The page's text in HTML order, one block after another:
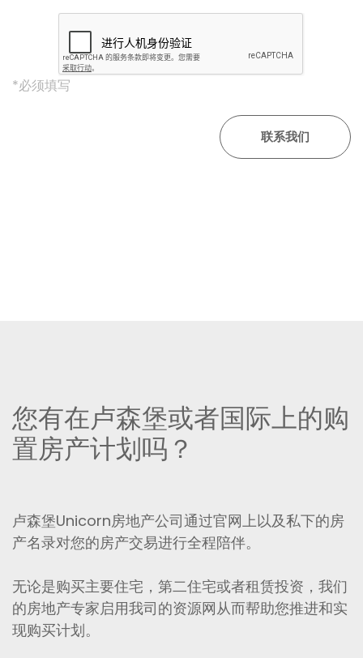
*必须填写
您有在卢森堡或者国际上的购
置房产计划吗？
卢森堡Unicorn房地产公司通过官网上以及私下的房
产名录对您的房产交易进行全程陪伴。
无论是购买主要住宅，第二住宅或者租赁投资，我们
的房地产专家启用我司的资源网从而帮助您推进和实
现购买计划。